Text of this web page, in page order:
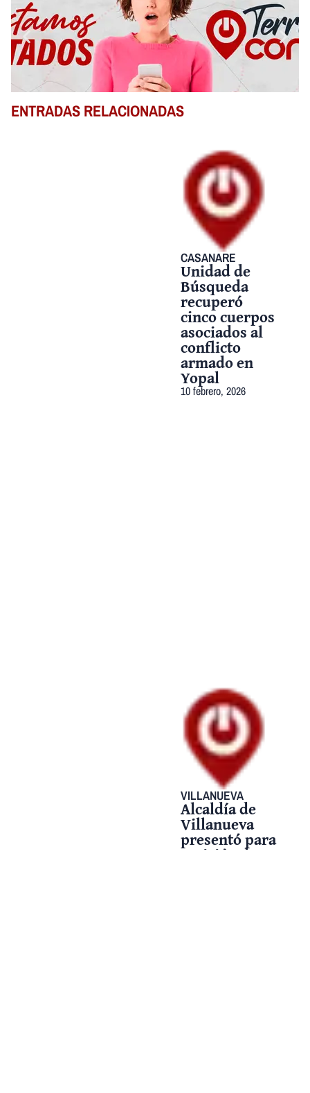
ENTRADAS RELACIONADAS
CASANARE
Unidad de
Búsqueda
recuperó
cinco cuerpos
asociados al
conflicto
armado en
Yopal
10 febrero, 2026
VILLANUEVA
Alcaldía de
Villanueva
presentó para
revisión de